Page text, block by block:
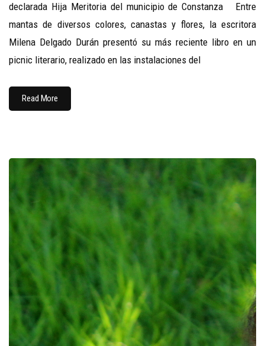
declarada Hija Meritoria del municipio de Constanza Entre
mantas de diversos colores, canastas y flores, la escritora
Milena Delgado Durán presentó su más reciente libro en un
picnic literario, realizado en las instalaciones del
Read More